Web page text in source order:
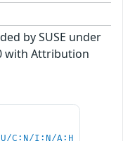
by SUSE under
with Attribution
C:N/I:N/A:H